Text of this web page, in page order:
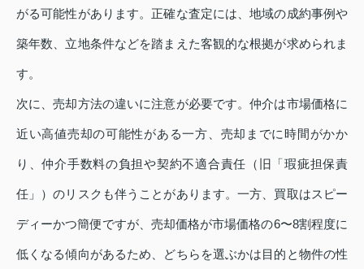
がる可能性があります。正確な査定には、地域の成約事例や
築年数、立地条件などを踏まえた客観的な根拠が求められま
す。
次に、売却方法の違いに注意が必要です。仲介は市場価格に
近い高値売却の可能性がある一方、売却までに時間がかか
り、仲介手数料の負担や契約不適合責任（旧「瑕疵担保責
任」）のリスクも伴うことがあります。一方、買取はスピー
ディーかつ簡便ですが、売却価格が市場価格の6〜8割程度に
低くなる傾向があるため、どちらを選ぶかは目的と物件の性